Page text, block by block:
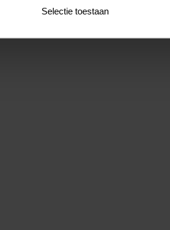
Selectie toestaan